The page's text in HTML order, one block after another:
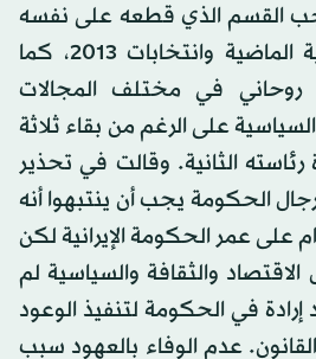
القسم الذي قطعه على نفسه
في الانتخابات الرئاسية الماضية وانتخابات 2013، كما
في مختلف المجالات
على الرغم من بقاء ثلاثة
رئاسته الثانية. وقالت في تحذير
الحكومة يجب أن ينتبهوا أنه
على عمر الحكومة الإيرانية لكن
والثقافة والسياسية لم
إرادة في الحكومة لتنفيذ الوعود
عدم الوفاء بالعهود سبب